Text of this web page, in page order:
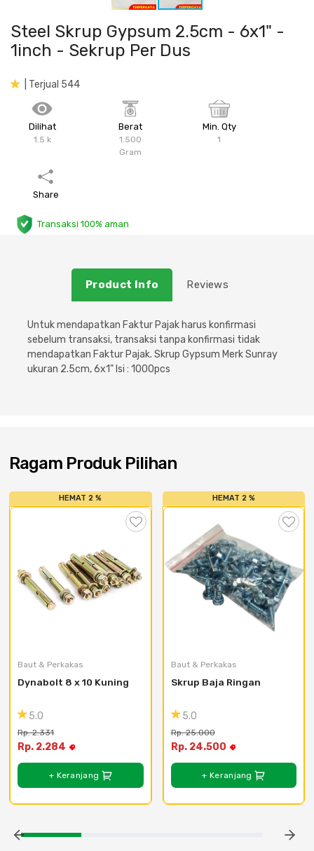
Sanitari & Aksesorisnya
Peralatan & Perkakas
Atap & Lantai
Cat dan Kimia
Saniter
Besi Profil & Plat
Besi Profil & Baja
Pompa dan Pipa
Steel Skrup Gypsum 2.5cm - 6x1" -
1inch - Sekrup Per Dus
| Terjual 544
Dilihat
1.5 k
Berat
1.500
Gram
Min. Qty
1
Share
Transaksi 100% aman
Product Info Reviews
Untuk mendapatkan Faktur Pajak harus konfirmasi
sebelum transaksi, transaksi tanpa konfirmasi tidak
mendapatkan Faktur Pajak. Skrup Gypsum Merk Sunray
ukuran 2.5cm, 6x1" Isi : 1000pcs
Ragam Produk Pilihan
HEMAT 2 %
Baut & Perkakas
Dynabolt 8 x 10 Kuning
5.0
Rp. 2.331
Rp. 2.284
+ Keranjang
HEMAT 2 %
Baut & Perkakas
Skrup Baja Ringan
5.0
Rp. 25.000
Rp. 24.500
+ Keranjang